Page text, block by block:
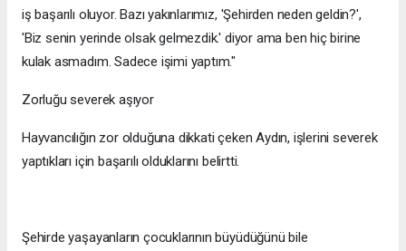
iş başarılı oluyor. Bazı yakınlarımız, 'Şehirden neden geldin?',
'Biz senin yerinde olsak gelmezdik.' diyor ama ben hiç birine
kulak asmadım. Sadece işimi yaptım."
Zorluğu severek aşıyor
Hayvancılığın zor olduğuna dikkati çeken Aydın, işlerini severek
yaptıkları için başarılı olduklarını belirtti.
Şehirde yaşayanların çocuklarının büyüdüğünü bile